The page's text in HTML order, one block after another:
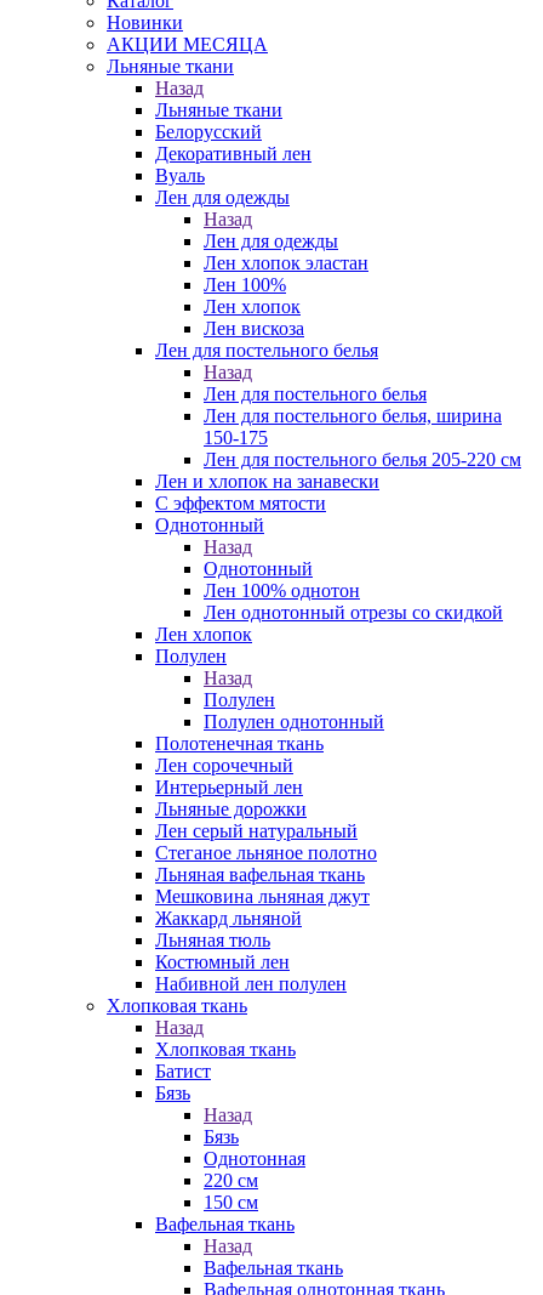
Новинки
АКЦИИ МЕСЯЦА
Льняные ткани
Назад
Льняные ткани
Белорусский
Декоративный лен
Вуаль
Лен для одежды
Назад
Лен для одежды
Лен хлопок эластан
Лен 100%
Лен хлопок
Лен вискоза
Лен для постельного белья
Назад
Лен для постельного белья
Лен для постельного белья, ширина
150-175
Лен для постельного белья 205-220 см
Лен и хлопок на занавески
С эффектом мятости
Однотонный
Назад
Однотонный
Лен 100% однотон
Лен однотонный отрезы со скидкой
Лен хлопок
Полулен
Назад
Полулен
Полулен однотонный
Полотенечная ткань
Лен сорочечный
Интерьерный лен
Льняные дорожки
Лен серый натуральный
Стеганое льняное полотно
Льняная вафельная ткань
Мешковина льняная джут
Жаккард льняной
Льняная тюль
Костюмный лен
Набивной лен полулен
Хлопковая ткань
Назад
Хлопковая ткань
Батист
Бязь
Назад
Бязь
Однотонная
220 см
150 см
Вафельная ткань
Назад
Вафельная ткань
Вафельная однотонная ткань